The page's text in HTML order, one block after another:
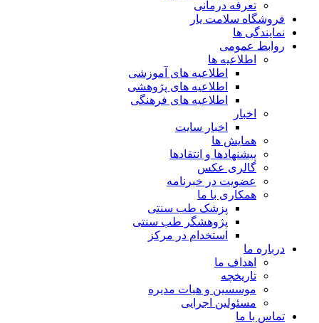
تعرفه درمانی
فروشگاه سلامت یار
نمایندگی ها
روابط عمومی
اطلاعیه ها
اطلاعیه های آموزشی
اطلاعیه های پژوهشی
اطلاعیه های فرهنگی
اخبار
اخبار سایت
همایش ها
پیشنهادها و انتقادها
گالری عکس
عضویت در خبرنامه
همکاری با ما
پزشک طب سنتی
پژوهشگر طب سنتی
استخدام در مرکز
درباره ما
اهداف ما
تاریخچه
موسسین و هیات مدیره
مسئولین اجرایی
تماس با ما